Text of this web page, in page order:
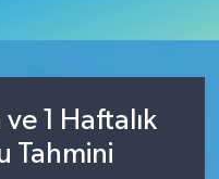
ve 1 Haftalık
Tahmini
Fikstür